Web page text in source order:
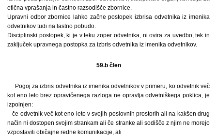
etična vprašanja in častno razsodišče zbornice.
Upravni odbor zbornice lahko začne postopek izbrisa odvetnika iz imenika
odvetnikov tudi na lastno pobudo.
Disciplinski postopek, ki je v teku zoper odvetnika, ni ovira za uvedbo, tek in
zaključek upravnega postopka za izbris odvetnika iz imenika odvetnikov.
59.b člen
Pogoj za izbris odvetnika iz imenika odvetnikov v primeru, ko odvetnik več
kot eno leto brez opravičenega razloga ne opravlja odvetniškega poklica, je
izpolnjen:
– če odvetnik več kot eno leto v svojih poslovnih prostorih ali na kakšen drug
način ni dostopen svojim strankam ali če stranke ali sodišče z njim ne morejo
vzpostaviti običajne redne komunikacije, ali